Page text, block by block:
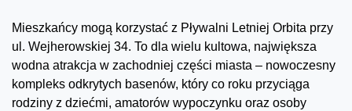
Mieszkańcy mogą korzystać z Pływalni Letniej Orbita przy
ul. Wejherowskiej 34. To dla wielu kultowa, największa
wodna atrakcja w zachodniej części miasta – nowoczesny
kompleks odkrytych basenów, który co roku przyciąga
rodziny z dziećmi, amatorów wypoczynku oraz osoby